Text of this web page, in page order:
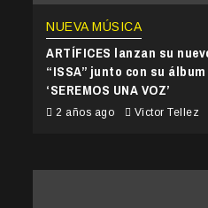
NUEVA MÚSICA
ARTÍFICES lanzan su
“ISSA” junto con su
‘SEREMOS UNA VOZ’
2 años ago Victor Tellez